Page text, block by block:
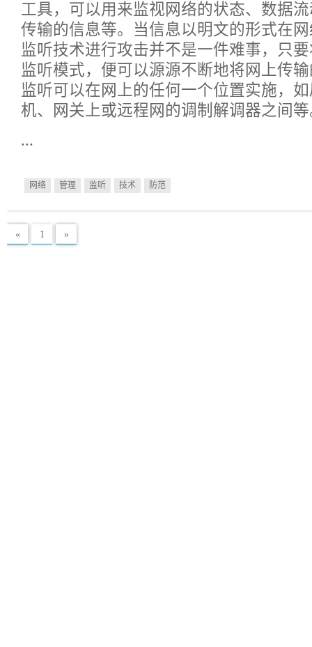
工具，可以用来监视网络的状态、数据
传输的信息等。当信息以明文的形式在
监听技术进行攻击并不是一件难事，只
监听模式，便可以源源不断地将网上传
监听可以在网上的任何一个位置实施，
机、网关上或远程网的调制解调器之间
...
网络 管理 监听 技术 防范
« 1 »